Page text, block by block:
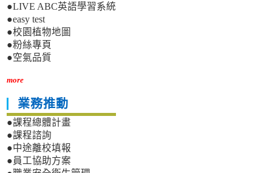
●LIVE ABC英語學習系統
●easy test
●校園植物地圖
●粉絲專頁
●空氣品質
more
業務推動
●課程總體計畫
●課程諮詢
●中途離校填報
●員工協助方案